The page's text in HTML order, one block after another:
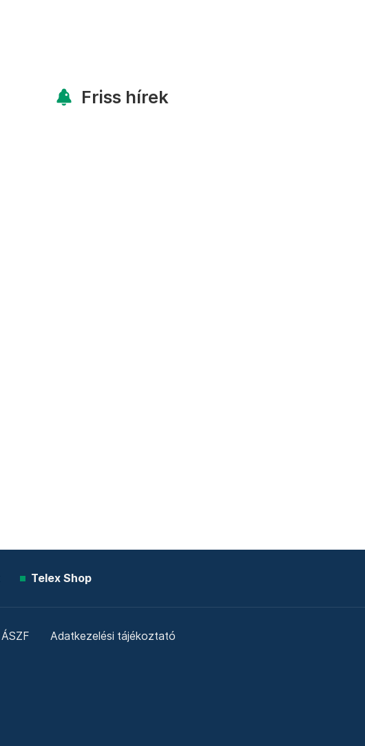
Friss hírek
Telex Shop
ÁSZF Adatkezelési tájékoztató